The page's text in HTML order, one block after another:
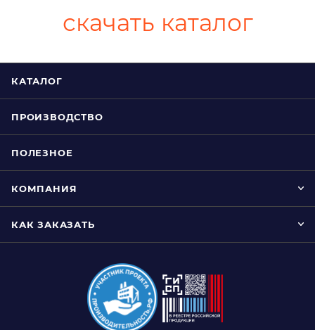
скачать каталог
КАТАЛОГ
ПРОИЗВОДСТВО
ПОЛЕЗНОЕ
КОМПАНИЯ
КАК ЗАКАЗАТЬ